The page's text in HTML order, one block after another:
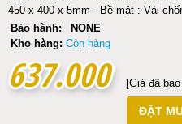
450 x 400 x 5mm - Bề mặt : Vải
Bảo hành:
NONE
Kho hàng: Còn hàng
637.000
637.000 [Giá đã
ĐẶT